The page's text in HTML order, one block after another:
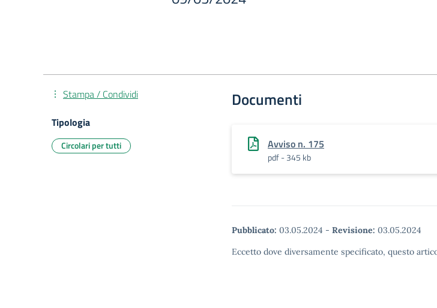
Documenti
Avviso n. 175
pdf - 345 kb
Pubblicato: 03.05.2024 - Revisione: 03.05.2024
Eccetto dove diversamente specificato, questo
Stampa / Condividi
Tipologia
Circolari per tutti